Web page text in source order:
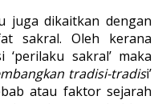
juga dikaitkan dengan
sakral. Oleh kerana
‘perilaku sakral’ maka
tradisi-tradisi’
atau faktor sejarah